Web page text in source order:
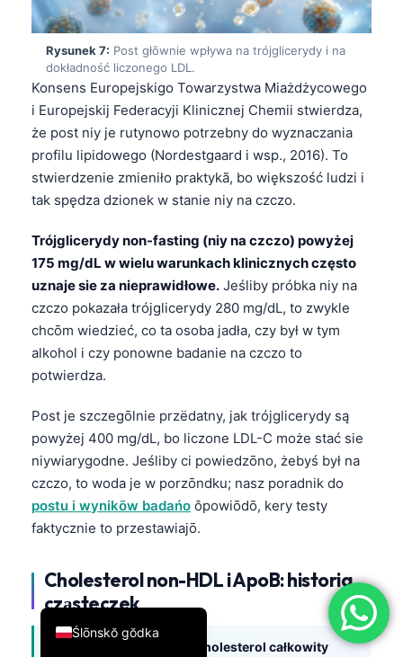
Rysunek 7: Post głōwnie wpływa na trójglicerydy i na
dokładność liczonego LDL.
Konsens Europejskigo Towarzystwa Miażdżycowego
i Europejskij Federacyji Klinicznej Chemii stwierdza,
że post niy je rutynowo potrzebny do wyznaczania
profilu lipidowego (Nordestgaard i wsp., 2016). To
stwierdzenie zmieniło praktykã, bo większość ludzi i
tak spędza dzionek w stanie niy na czczo.
Trójglicerydy non-fasting (niy na czczo) powyżej
175 mg/dL w wielu warunkach klinicznych często
uznaje sie za nieprawidłowe. Jeśliby próbka niy na
czczo pokazała trójglicerydy 280 mg/dL, to zwykle
chcōm wiedzieć, co ta osoba jadła, czy był w tym
alkohol i czy ponowne badanie na czczo to
potwierdza.
Post je szczegōlnie przëdatny, jak trójglicerydy są
powyżej 400 mg/dL, bo liczone LDL-C może stać sie
niywiarygodne. Jeśliby ci powiedzōno, żebyś był na
czczo, to woda je w porzōndku; nasz poradnik do
postu i wynikōw badańo ôpowiōdō, kery testy
faktycznie to przestawiajō.
Cholesterol non-HDL i ApoB: historia
cząsteczek
Cholesterol non-HDL je cholesterol całkowity
Ślōnskŏ gŏdka
English
Deutsch
Français
עִבְרִית
Italiano
Español
Ελληνικά
Türkçe
Română
简体中文
فارسی
Dansk
Nederlands
हिन्दी
Bahasa Indonesia
Հայերեն
Српски језик